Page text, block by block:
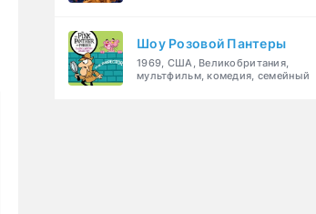
Шоу Розовой Пантеры
1969, США, Великобритания,
мультфильм, комедия, семейный